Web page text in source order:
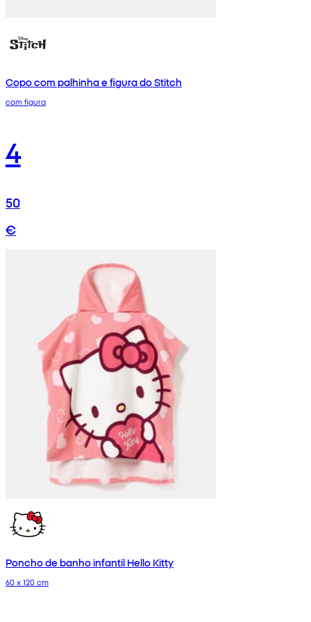
Copo com palhinha e figura do Stitch
com figura
4
50
€
Poncho de banho infantil Hello Kitty
60 x 120 cm